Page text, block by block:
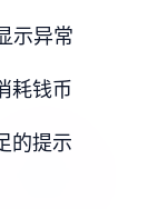
示异常
耗钱币
的提示